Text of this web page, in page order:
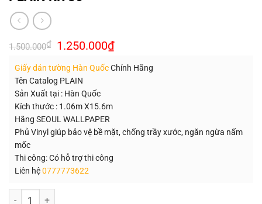
1.500.000₫ Giá
gốc
1.500.000₫.
1.250.000₫Giá
hiện
là:
Giấy dán tường Hàn QuốcChính Hãng
Tên Catalog PLAIN
Sản Xuất tại : Hàn Quốc
Kích thước : 1.06m X15.6m
Hãng SEOUL WALLPAPER
Phủ Vinyl giúp bảo vệ bề mặt, chống trầy xước, ngăn ngừa nấm
mốc
Thi công: Có hỗ trợ thi công
Liên hệ0777773622
Số lượng